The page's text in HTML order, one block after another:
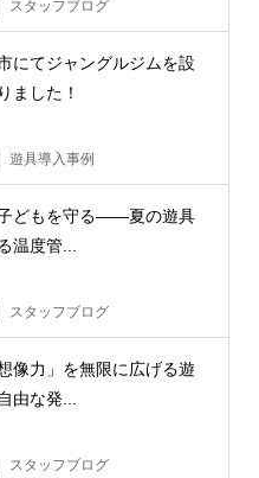
スタッフブログ
にてジャングルジムを設
ました！
遊具導入事例
どもを守る——夏の遊具
温度管...
スタッフブログ
像力」を無限に広げる遊
な発...
スタッフブログ